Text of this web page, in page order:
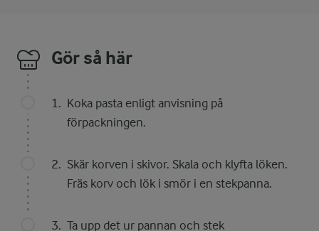
Gör så här
Koka pasta enligt anvisning på
förpackningen.
Skär korven i skivor. Skala och klyfta löken.
Fräs korv och lök i smör i en stekpanna.
Ta upp det ur pannan och stek